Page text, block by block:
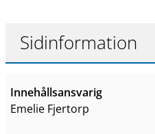
Sidinformation
Innehållsansvarig
Emelie Fjertorp